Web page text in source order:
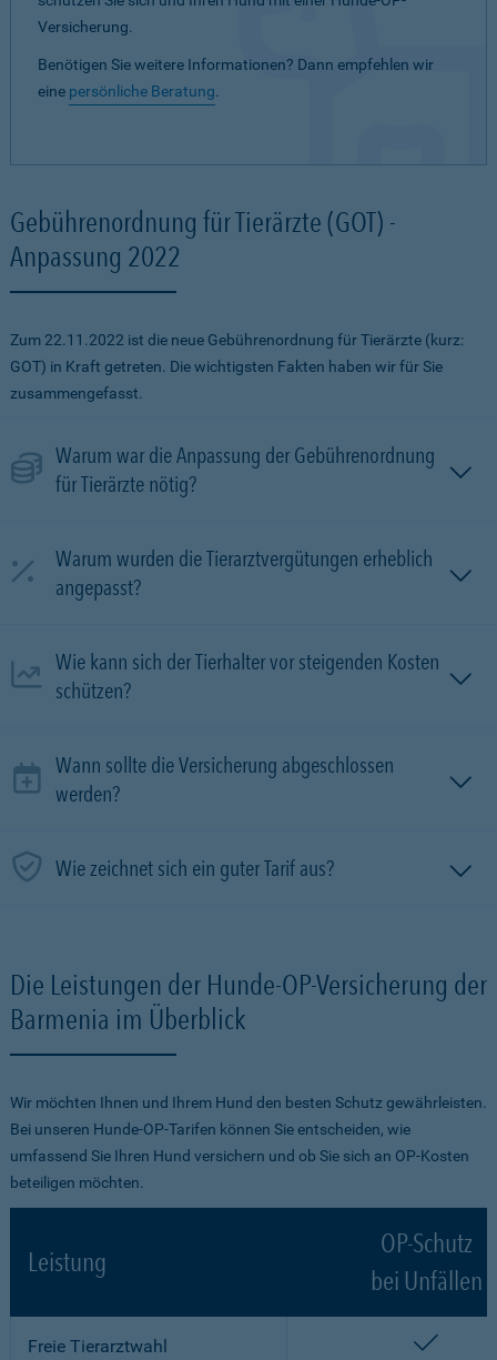
Versicherung.
Benötigen Sie weitere Informationen? Dann empfehlen wir
eine persönliche Beratung.
Gebührenordnung für Tierärzte (GOT) -
Anpassung 2022
Zum 22.11.2022 ist die neue Gebührenordnung für Tierärzte (kurz:
GOT) in Kraft getreten. Die wichtigsten Fakten haben wir für Sie
zusammengefasst.
Warum war die Anpassung der Gebührenordnung
für Tierärzte nötig?
Warum wurden die Tierarztvergütungen erheblich
angepasst?
Wie kann sich der Tierhalter vor steigenden Kosten
schützen?
Wann sollte die Versicherung abgeschlossen
werden?
Wie zeichnet sich ein guter Tarif aus?
Die Leistungen der Hunde-OP-Versicherung der
Barmenia im Überblick
Wir möchten Ihnen und Ihrem Hund den besten Schutz gewährleisten.
Bei unseren Hunde-OP-Tarifen können Sie entscheiden, wie
umfassend Sie Ihren Hund versichern und ob Sie sich an OP-Kosten
beteiligen möchten.
Leistung
OP-Schutz
bei Unfällen
Freie Tierarztwahl